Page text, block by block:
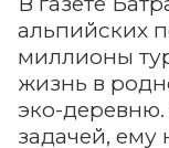
альпийских
миллионы
жизнь в
эко-деревню.
задачей,